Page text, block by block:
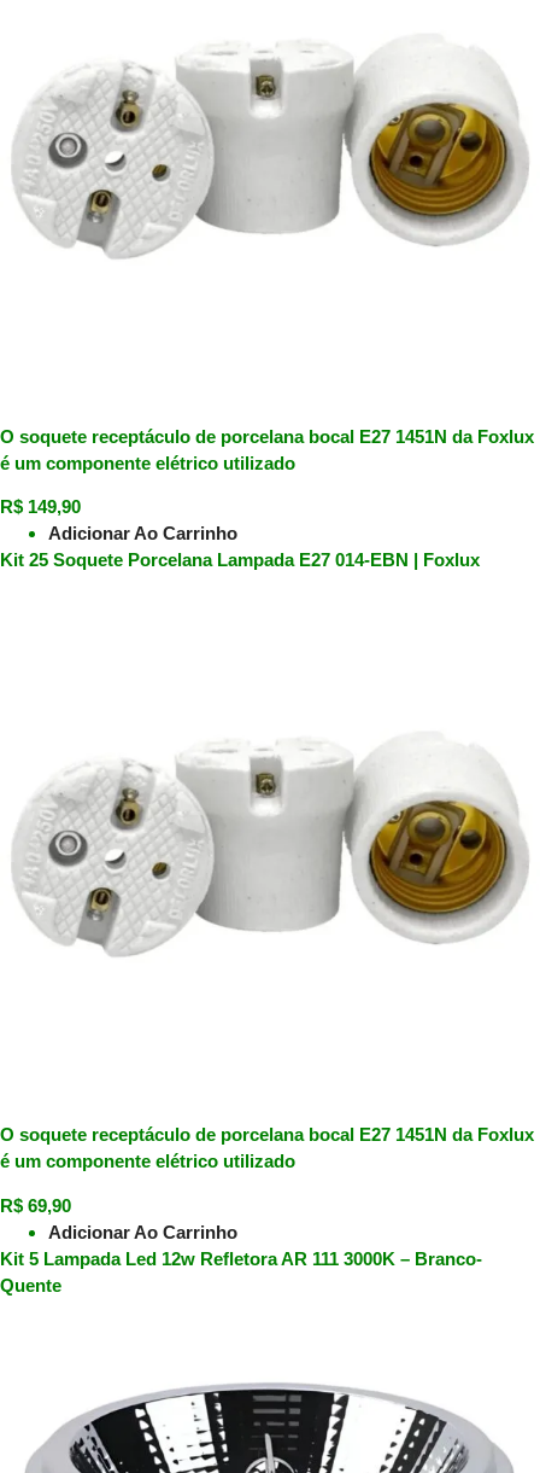
O soquete receptáculo de porcelana bocal E27 1451N da Foxlux
é um componente elétrico utilizado
R$ 149,90
Adicionar Ao Carrinho
Kit 25 Soquete Porcelana Lampada E27 014-EBN | Foxlux
O soquete receptáculo de porcelana bocal E27 1451N da Foxlux
é um componente elétrico utilizado
R$ 69,90
Adicionar Ao Carrinho
Kit 5 Lampada Led 12w Refletora AR 111 3000K – Branco-
Quente